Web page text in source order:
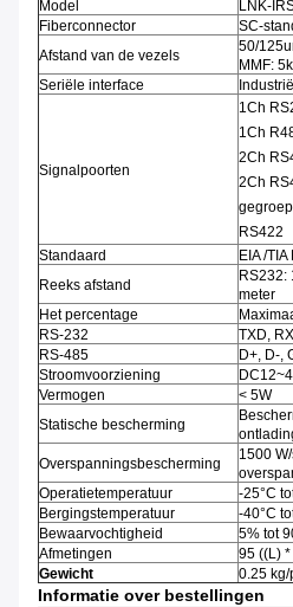
Model
LNK-
Fiberconnector
SC-
Afstand van de vezels
50/
MMF:
Seriële interface
Signalpoorten
1Ch
1Ch
2Ch
2Ch
RS422
Standaard
EIA /
Reeks afstand
RS232:
meter
Het percentage
RS-232
TXD,
RS-485
D+, D-,
Stroomvoorziening
Vermogen
< 5W
Statische bescherming
Overspanningsbescherming
1500
Operatietemperatuur
-25°C
Bergingstemperatuur
-40°C
Bewaarvochtigheid
5% tot
Afmetingen
95 ((L)
Gewicht
0.25 kg/
Informatie over bestellingen